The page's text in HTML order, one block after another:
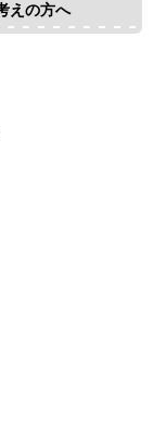
えの方へ